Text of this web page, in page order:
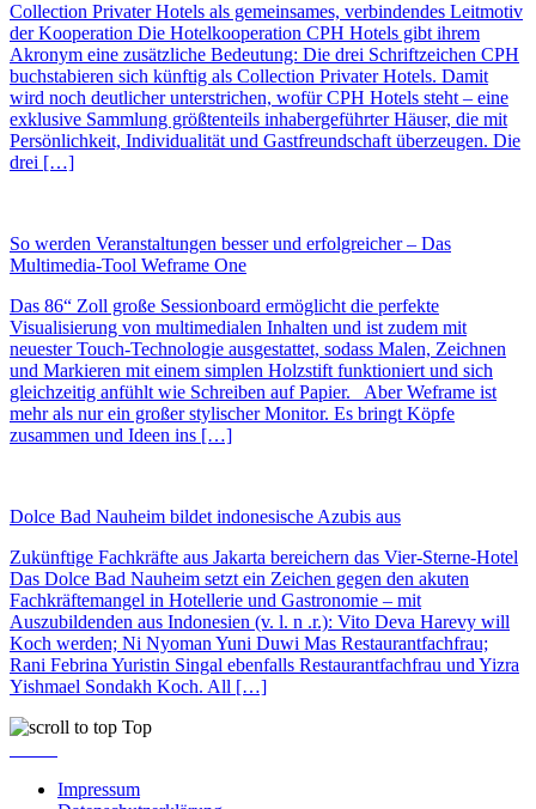
Collection Privater Hotels als gemeinsames, verbindendes Leitmotiv
der Kooperation Die Hotelkooperation CPH Hotels gibt ihrem
Akronym eine zusätzliche Bedeutung: Die drei Schriftzeichen CPH
buchstabieren sich künftig als Collection Privater Hotels. Damit
wird noch deutlicher unterstrichen, wofür CPH Hotels steht – eine
exklusive Sammlung größtenteils inhabergeführter Häuser, die mit
Persönlichkeit, Individualität und Gastfreundschaft überzeugen. Die
drei […]
So werden Veranstaltungen besser und erfolgreicher – Das
Multimedia-Tool Weframe One
Das 86“ Zoll große Sessionboard ermöglicht die perfekte
Visualisierung von multimedialen Inhalten und ist zudem mit
neuester Touch-Technologie ausgestattet, sodass Malen, Zeichnen
und Markieren mit einem simplen Holzstift funktioniert und sich
gleichzeitig anfühlt wie Schreiben auf Papier. Aber Weframe ist
mehr als nur ein großer stylischer Monitor. Es bringt Köpfe
zusammen und Ideen ins […]
Dolce Bad Nauheim bildet indonesische Azubis aus
Zukünftige Fachkräfte aus Jakarta bereichern das Vier-Sterne-Hotel
Das Dolce Bad Nauheim setzt ein Zeichen gegen den akuten
Fachkräftemangel in Hotellerie und Gastronomie – mit
Auszubildenden aus Indonesien (v. l. n .r.): Vito Deva Harevy will
Koch werden; Ni Nyoman Yuni Duwi Mas Restaurantfachfrau;
Rani Febrina Yuristin Singal ebenfalls Restaurantfachfrau und Yizra
Yishmael Sondakh Koch. All […]
Top
Impressum